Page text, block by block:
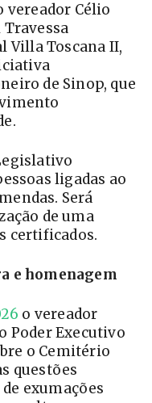
vereador Célio
Villa Toscana II,
de Sinop, que
ligadas ao
Será
de uma
certificados.
e homenagem
o vereador
Poder Executivo
o Cemitério
questões
exumações